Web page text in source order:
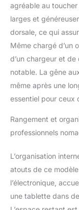
agréable au
larges et
dorsale, ce qui
Même chargé d’un
d’un chargeur et
notable. La gêne
même après une
essentiel pour ceux
Rangement et
professionnels
L’organisation
atouts de ce
l’électronique,
une tablette dans